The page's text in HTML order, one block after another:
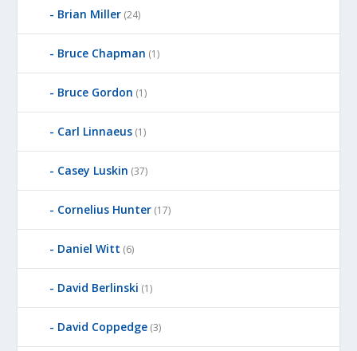
Brian Miller (24)
Bruce Chapman (1)
Bruce Gordon (1)
Carl Linnaeus (1)
Casey Luskin (37)
Cornelius Hunter (17)
Daniel Witt (6)
David Berlinski (1)
David Coppedge (3)